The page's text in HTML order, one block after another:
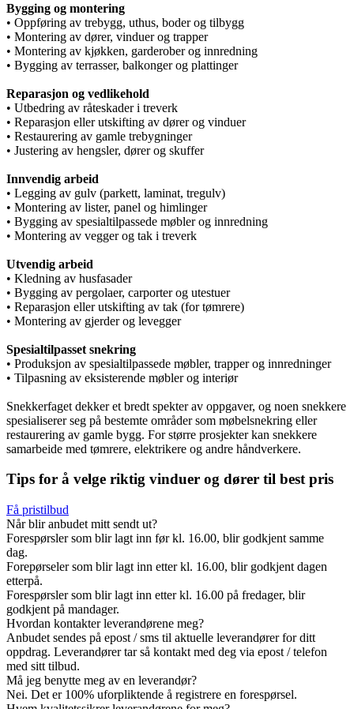
Bygging og montering
• Oppføring av trebygg, uthus, boder og tilbygg
• Montering av dører, vinduer og trapper
• Montering av kjøkken, garderober og innredning
• Bygging av terrasser, balkonger og plattinger
Reparasjon og vedlikehold
• Utbedring av råteskader i treverk
• Reparasjon eller utskifting av dører og vinduer
• Restaurering av gamle trebygninger
• Justering av hengsler, dører og skuffer
Innvendig arbeid
• Legging av gulv (parkett, laminat, tregulv)
• Montering av lister, panel og himlinger
• Bygging av spesialtilpassede møbler og innredning
• Montering av vegger og tak i treverk
Utvendig arbeid
• Kledning av husfasader
• Bygging av pergolaer, carporter og utestuer
• Reparasjon eller utskifting av tak (for tømrere)
• Montering av gjerder og levegger
Spesialtilpasset snekring
• Produksjon av spesialtilpassede møbler, trapper og innredninger
• Tilpasning av eksisterende møbler og interiør
Snekkerfaget dekker et bredt spekter av oppgaver, og noen snekkere
spesialiserer seg på bestemte områder som møbelsnekring eller
restaurering av gamle bygg. For større prosjekter kan snekkere
samarbeide med tømrere, elektrikere og andre håndverkere.
Tips for å velge riktig vinduer og dører til best pris
Få pristilbud
Når blir anbudet mitt sendt ut?
Forespørsler som blir lagt inn før kl. 16.00, blir godkjent samme
dag.
Forepørseler som blir lagt inn etter kl. 16.00, blir godkjent dagen
etterpå.
Forespørsler som blir lagt inn etter kl. 16.00 på fredager, blir
godkjent på mandager.
Hvordan kontakter leverandørene meg?
Anbudet sendes på epost / sms til aktuelle leverandører for ditt
oppdrag. Leverandører tar så kontakt med deg via epost / telefon
med sitt tilbud.
Må jeg benytte meg av en leverandør?
Nei. Det er 100% uforpliktende å registrere en forespørsel.